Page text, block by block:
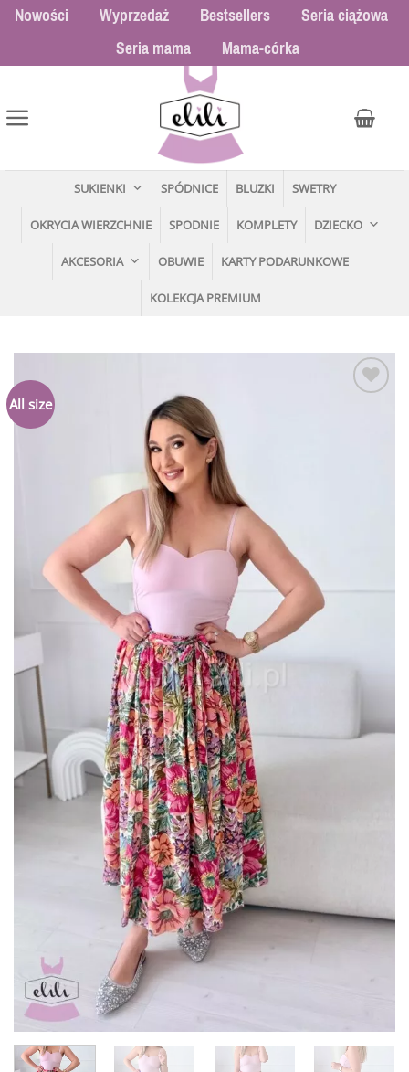
Przewiń
Nowości Wyprzedaż Bestsellers
Seria ciążowa
Seria mama
Mama-córka
SUKIENKI SPÓDNICE BLUZKI SWETRY
OKRYCIA WIERZCHNIE SPODNIE KOMPLETY DZIECKO
AKCESORIA OBUWIE KARTY PODARUNKOWE
KOLEKCJA PREMIUM
All size